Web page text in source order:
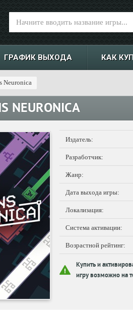
ГРАФИК ВЫХОДА КАК
Neuronica
NEURONICA
Издатель:
Разработчик:
Жанр:
Дата выхода игры:
Локализация:
Система активации:
Возрастной рейтинг:
Купить и
игру возможно на